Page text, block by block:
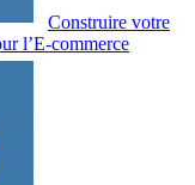
Construire votre
l’E-commerce